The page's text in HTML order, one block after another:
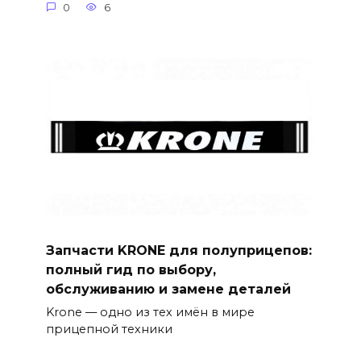
0 6
Запчасти KRONE для полуприцепов:
полный гид по выбору,
обслуживанию и замене деталей
Krone — одно из тех имён в мире
прицепной техники